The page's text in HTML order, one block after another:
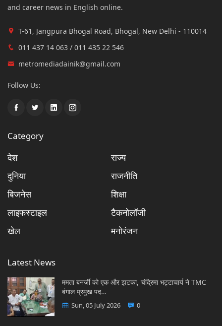
and career news in English online.
T-61, Jangpura Bhogal Road, Bhogal, New Delhi - 110014
011 437 14 063 / 011 435 22 546
metromediadainik@gmail.com
Follow Us:
Category
देश
राज्य
दुनिया
राजनीति
बिजनेस
शिक्षा
लाइफस्टाइल
टैकनोलॉजी
खेल
मनोरंजन
Latest News
ममता बनर्जी को एक और झटका, चंद्रिमा भट्टाचार्य ने TMC
बंगाल प्रमुख पद…
Sun, 05 July 2026 0